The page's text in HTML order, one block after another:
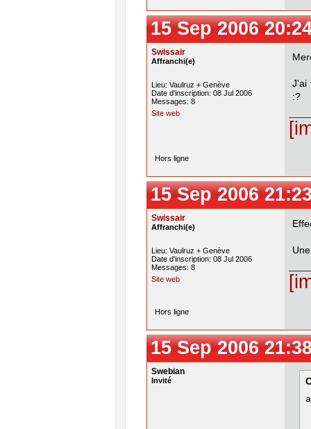
15 Sep 2006
Swissair
Affranchi(e)
Lieu: Vaulruz + Genève
Date d'inscription: 08 Jul 2006
Messages: 8
Site web
J'ai
:?
Hors ligne
15 Sep 2006
Swissair
Affranchi(e)
Lieu: Vaulruz + Genève
Date d'inscription: 08 Jul 2006
Messages: 8
Site web
Hors ligne
15 Sep 2006
Swebian
Invité